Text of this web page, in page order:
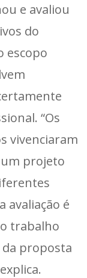
e avaliou
do
escopo
“Os
vivenciaram
projeto
avaliação é
trabalho
proposta